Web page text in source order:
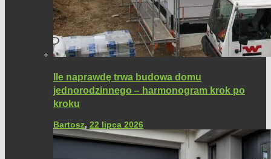
Ile naprawdę trwa budowa domu
jednorodzinnego – harmonogram krok po
kroku
Bartosz, 22 lipca 2026